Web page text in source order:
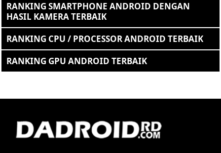
RANKING SMARTPHONE ANDROID DENGAN
HASIL KAMERA TERBAIK
RANKING CPU / PROCESSOR ANDROID TERBAIK
RANKING GPU ANDROID TERBAIK